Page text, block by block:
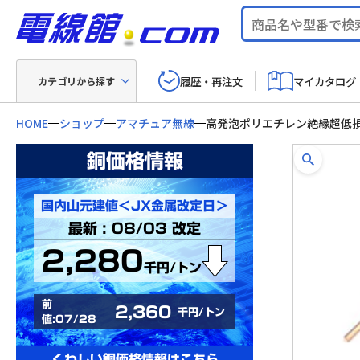
カテゴリから探す 履歴・再注文 マイカタログ
HOME ショップ アマチュア無線 高発泡ポリエチレン絶縁超低
銅価格情報
国内山元建値＜JX金属改定日＞
最新 : 08/03 改定
2,280千円/トン
前
値:07/28
2,360 千円/トン